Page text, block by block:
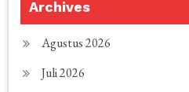
Archives
Agustus 2026
Juli 2026